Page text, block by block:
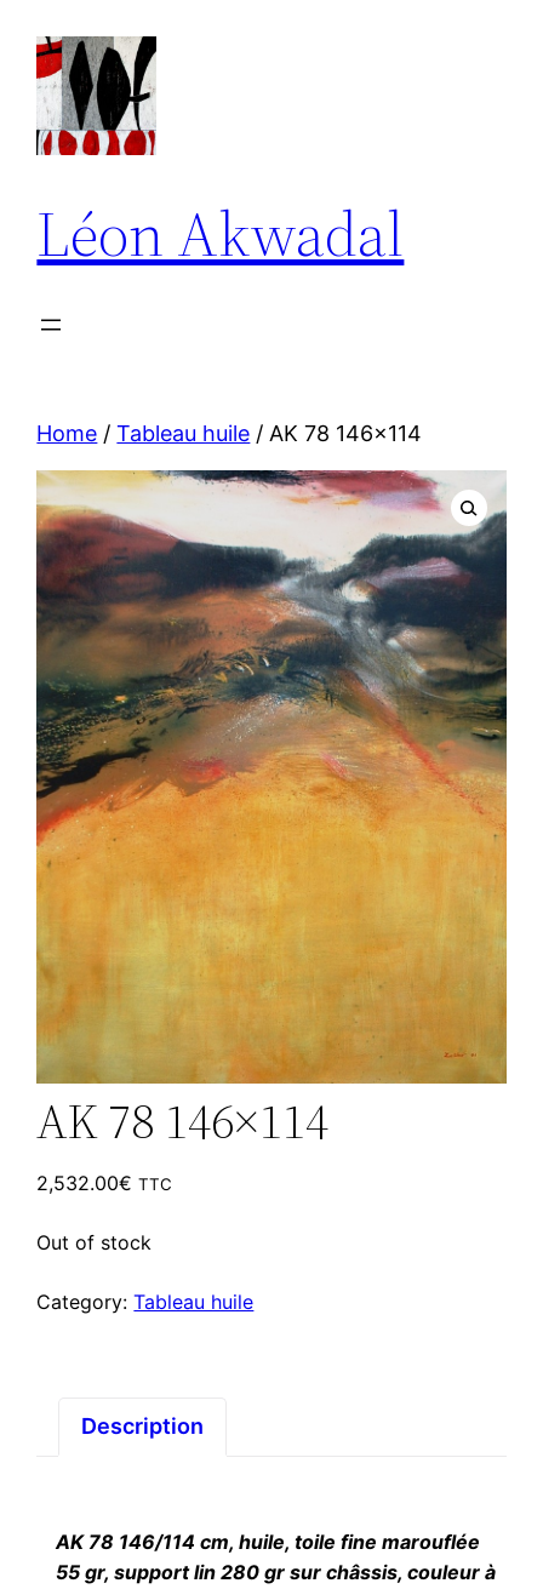
contenu
Léon Akwadal
Home /Tableau huile / AK 78 146×114
AK 78 146×114
2,532.00€ TTC
Out of stock
Category:Tableau huile
Description
AK 78 146/114 cm, huile, toile fine marouflée
55 gr, support lin 280 gr sur châssis, couleur à